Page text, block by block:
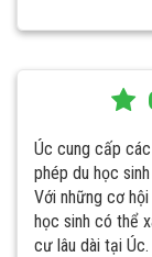
Úc cung cấp
phép du học
Với những cơ
học sinh có thể
cư lâu dài tại Úc.